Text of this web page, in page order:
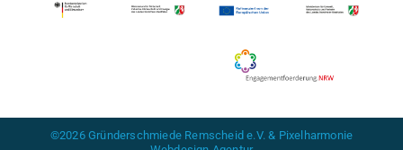
©2026 Gründerschmiede Remscheid e.V. & Pixelharmonie